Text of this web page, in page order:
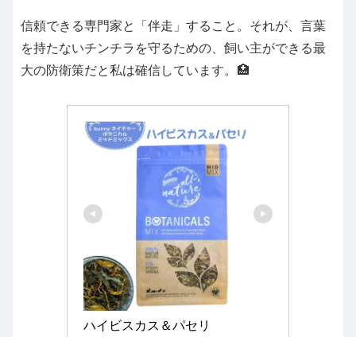
信頼できる専門家と「伴走」すること。それが、言葉
を持たないチンチラを守るための、飼い主ができる最
大の防衛策だと私は確信しています。🏥
ハイビスカス＆パセリ